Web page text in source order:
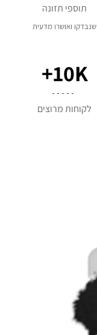
תוספי תזונה
שנבדקו ואושרו מדעית
10K+
לקוחות מרוצים